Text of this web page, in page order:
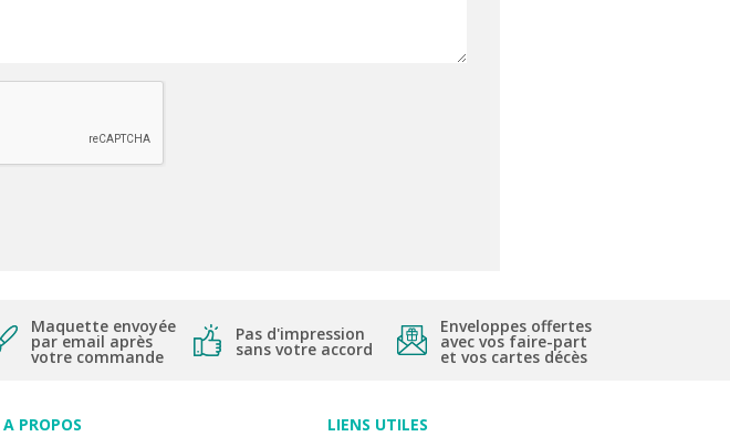
Maquette envoyée
par email après
votre commande
Pas d'impression
sans votre accord
Enveloppes offertes
avec vos faire-part
et vos cartes décès
A PROPOS LIENS UTILES